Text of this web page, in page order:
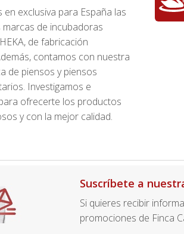
en exclusiva para España las
marcas de incubadoras
de fabricación
contamos con nuestra
de piensos y piensos
Investigamos e
ofrecerte los productos
y con la mejor calidad.
Suscríbete a
Si quieres recibir
promociones de Finca